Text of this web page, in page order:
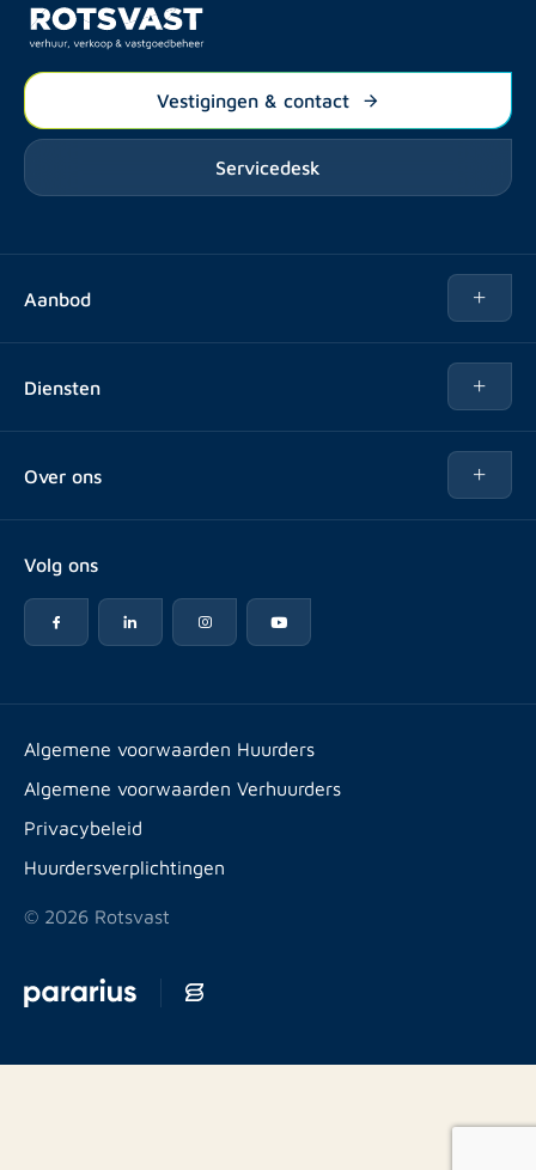
Vestigingen & contact
Servicedesk
Aanbod
Diensten
Vastgoedbeheer
Advies
Expats
Energielabel
Over ons
Veelgestelde vragen
Reviews
Artikelen
Volg ons
Algemene voorwaarden Huurders
Algemene voorwaarden Verhuurders
Privacybeleid
Huurdersverplichtingen
© 2026 Rotsvast